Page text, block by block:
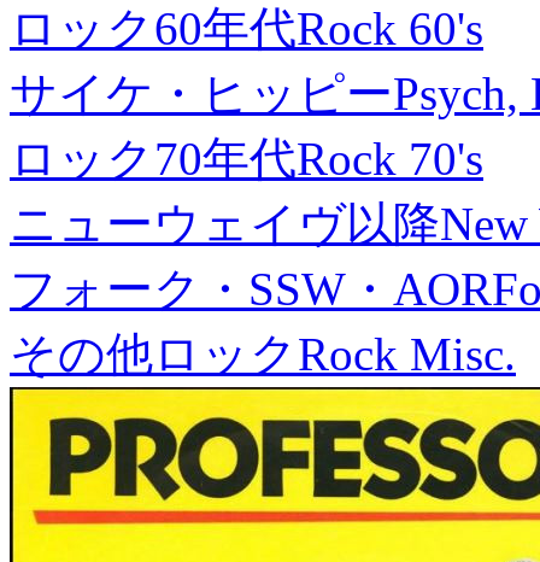
ロック60年代Rock 60's
サイケ・ヒッピーPsych,
ロック70年代Rock 70's
ニューウェイヴ以降New
フォーク・SSW・AOR
その他ロックRock Misc.